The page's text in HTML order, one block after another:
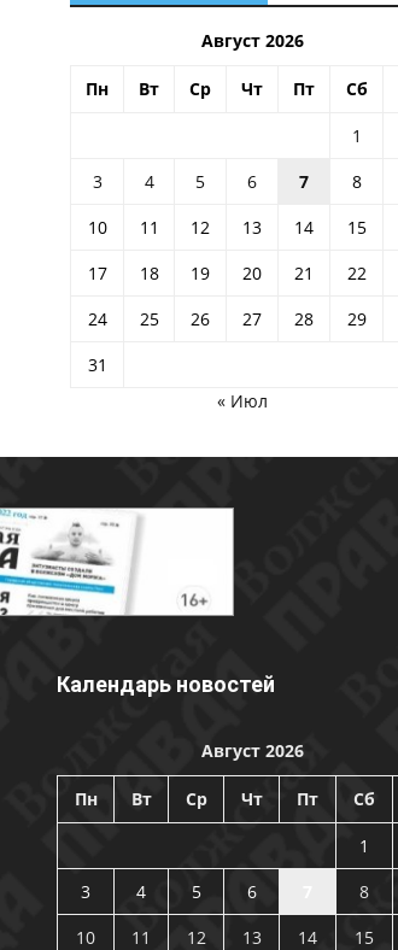
Август 2026
Пн Вт Ср Чт Пт Сб
1
3
4 5 6 7 8
10
11 12 13 14 15
17
18 19 20 21 22
24
25 26 27 28 29
31
« Июл
Календарь новостей
Август 2026
Пн Вт Ср Чт Пт Сб
1
3
4 5 6 8
10
11 12 13 14 15